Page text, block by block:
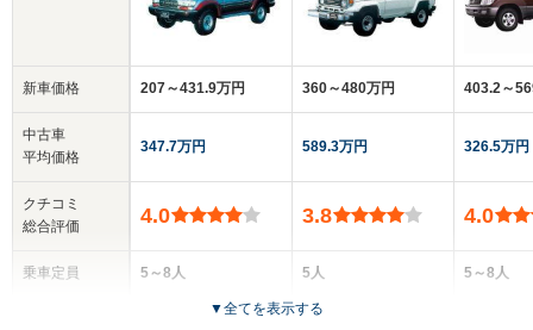
新車価格
中古車
平均価格
クチコミ
総合評価
乗車定員
207～431.9万円
347.7万円
4.0
5～8人
360～480万円
589.3万円
3.8
5人
3～5ドア
403.2～
326.5万円
4.0
5～8人
▼全てを表示する